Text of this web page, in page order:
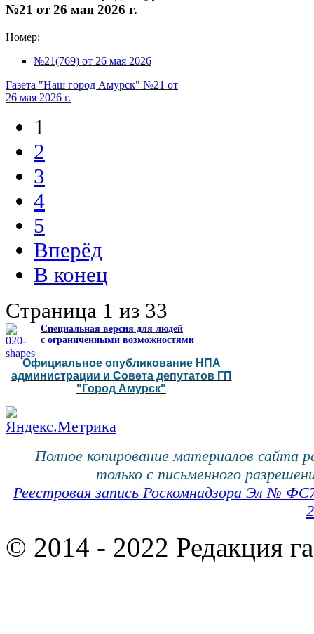
№21 от 26 мая 2026 г.
Номер:
№21(769) от 26 мая 2026
Газета "Наш город Амурск" №21 от
26 мая 2026 г.
1
2
3
4
5
Вперёд
В конец
Страница 1 из 33
Специальная версия для людей
с ограниченными возможностями
Официальное опубликование НПА
администрации и Совета депутатов ГП
"Город Амурск"
Полное копирование материалов сайта
только с письменного
Реестровая запись Роскомнадзора Эл №
© 2014 - 2022 Редакция